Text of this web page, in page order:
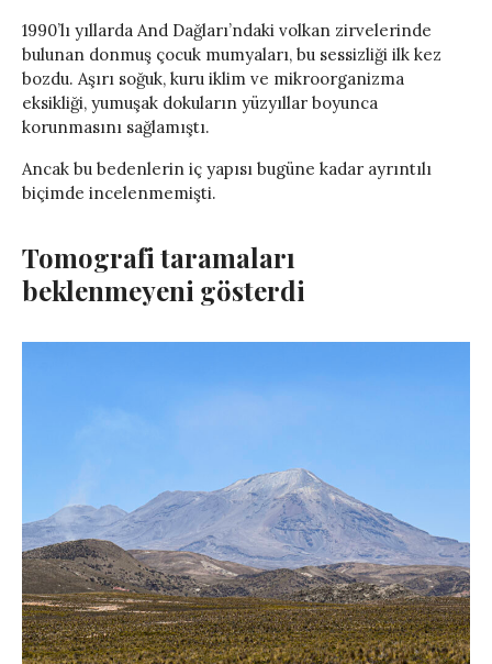
1990’lı yıllarda And Dağları’ndaki volkan zirvelerinde
bulunan donmuş çocuk mumyaları, bu sessizliği ilk kez
bozdu. Aşırı soğuk, kuru iklim ve mikroorganizma
eksikliği, yumuşak dokuların yüzyıllar boyunca
korunmasını sağlamıştı.
Ancak bu bedenlerin iç yapısı bugüne kadar ayrıntılı
biçimde incelenmemişti.
Tomografi taramaları
beklenmeyeni gösterdi